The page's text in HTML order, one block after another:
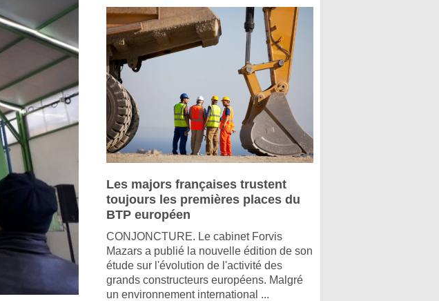
Les majors françaises trustent
toujours les premières places du
BTP européen
CONJONCTURE. Le cabinet Forvis
Mazars a publié la nouvelle édition de son
étude sur l'évolution de l'activité des
grands constructeurs européens. Malgré
un environnement international ...